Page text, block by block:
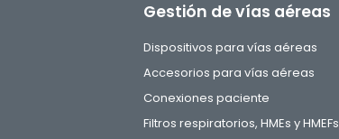
Gestión de vías aéreas
Dispositivos para vías aéreas
Accesorios para vías aéreas
Conexiones paciente
Filtros respiratorios, HMEs y HMEFs